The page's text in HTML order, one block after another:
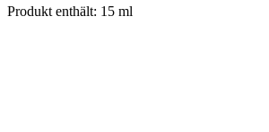
Produkt enthält: 15 ml